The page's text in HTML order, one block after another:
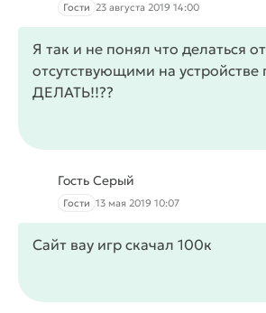
Гости 23 августа 2019 14:00
Я так и не понял что делаться
отсутствующими на
ДЕЛАТЬ!!??
Гость Серый
Гости 13 мая 2019 10:07
Сайт вау игр скачал 100к